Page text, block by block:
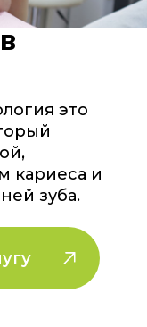
это
кариеса и
зуба.